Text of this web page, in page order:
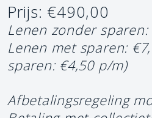
Prijs: €490,00
Lenen zonder
Lenen met sparen:
sparen: €4,50 p/m)
Afbetalingsregeling